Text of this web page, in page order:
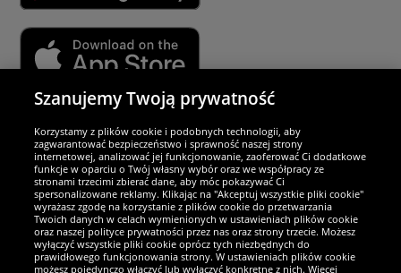
Partnerzy i bezpieczeństwo
Jesteśmy wyjątkowi
Szanujemy Twoją prywatność
Korzystamy z plików cookie i podobnych technologii, aby
zagwarantować bezpieczeństwo i sprawność naszej strony
internetowej, analizować jej funkcjonowanie, zaoferować Ci dodatkowe
funkcje w oparciu o Twój własny wybór oraz we współpracy ze
stronami trzecimi zbierać dane, aby móc pokazywać Ci
spersonalizowane reklamy. Klikając na "Akceptuj wszystkie pliki cookie"
wyrażasz zgodę na korzystanie z plików cookie do przetwarzania
Twoich danych w celach wymienionych w ustawieniach plików cookie
oraz naszej polityce prywatności przez nas oraz strony trzecie. Możesz
wyłączyć wszystkie pliki cookie oprócz tych niezbędnych do
prawidłowego funkcjonowania strony. W ustawieniach plików cookie
możesz pojedynczo włączyć lub wyłączyć konkretne z nich. Więcej